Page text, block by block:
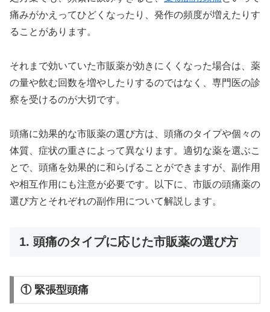
痛みがかえってひどくなったり、発作の頻度が増えたりす
ることがあります。
それまで効いていた市販薬が効きにくくなった場合は、薬
の量や飲む回数を増やしたりするのではなく、専門医の診
察を受けるのが大切です。
頭痛に効果的な市販薬の選び方は、頭痛のタイプや個々の
体質、症状の重さによって異なります。適切な薬を選ぶこ
とで、頭痛を効果的に和らげることができますが、副作用
や相互作用にも注意が必要です。以下に、市販の頭痛薬の
選び方とそれぞれの副作用について解説します。
1. 頭痛のタイプに応じた市販薬の選び方
① 緊張型頭痛